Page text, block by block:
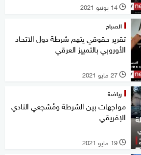
l 14 يونيو 2021
الصباح
تقرير حقوقي يتهم شرطة دول الاتحاد
الأوروبي بالتمييز العرقي
l 27 مايو 2021
رياضة
مواجهات بين الشرطة ومُشجعي النادي
الإفريقي
l 19 مايو 2021